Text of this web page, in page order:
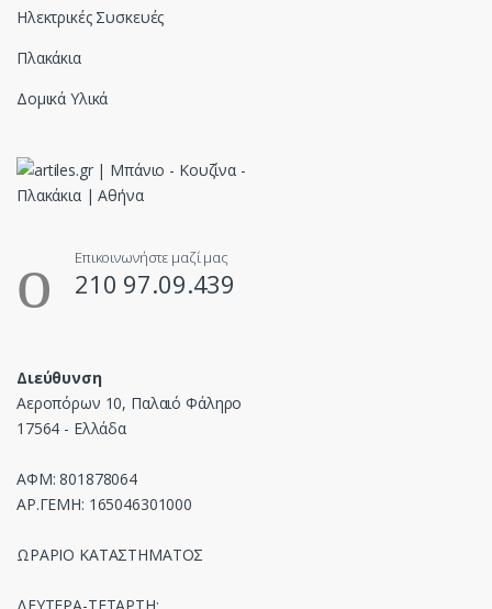
Ηλεκτρικές Συσκευές
Πλακάκια
Δομικά Υλικά
Επικοινωνήστε μαζί μας
210 97.09.439
Διεύθυνση
Αεροπόρων 10, Παλαιό Φάληρο
17564 - Ελλάδα
ΑΦΜ: 801878064
ΑΡ.ΓΕΜΗ: 165046301000
ΩΡΑΡΙΟ ΚΑΤΑΣΤΗΜΑΤΟΣ